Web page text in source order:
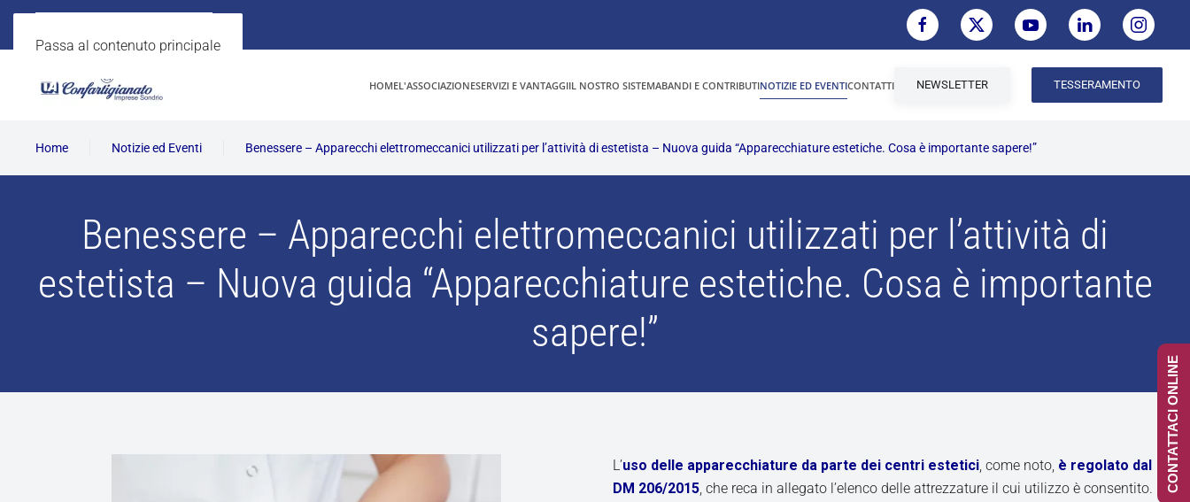
Passa al contenuto principale
HOMEL'ASSOCIAZIONESERVIZI E VANTAGGIIL NOSTRO SISTEMABANDI E CONTRIBUTINOTIZIE ED EVENTICONTATTI NEWSLETTER TESSERAMENTO
Home Notizie ed Eventi Benessere – Apparecchi elettromeccanici utilizzati per l’attività di estetista – Nuova guida “Apparecchiature estetiche. Cosa è importante sapere!”
Benessere – Apparecchi elettromeccanici utilizzati per l’attività di
estetista – Nuova guida “Apparecchiature estetiche. Cosa è importante
sapere!”
L’uso delle apparecchiature da parte dei centri estetici, come noto, è regolato dal
DM 206/2015, che reca in allegato l’elenco delle attrezzature il cui utilizzo è consentito.
CONTATTACI ONLINE